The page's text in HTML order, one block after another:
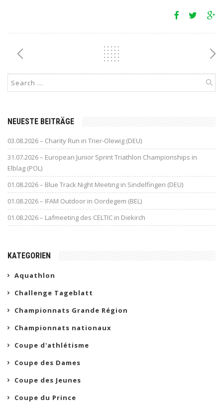
NEUESTE BEITRÄGE
03.08.2026 – Charity Run in Trier-Olewig (DEU)
31.07.2026 – European Junior Sprint Triathlon Championships in
Elblag (POL)
01.08.2026 – Blue Track Night Meeting in Sindelfingen (DEU)
01.08.2026 – IFAM Outdoor in Oordegem (BEL)
01.08.2026 – Lafmeeting des CELTIC in Diekirch
KATEGORIEN
Aquathlon
Challenge Tageblatt
Championnats Grande Région
Championnats nationaux
Coupe d'athlétisme
Coupe des Dames
Coupe des Jeunes
Coupe du Prince